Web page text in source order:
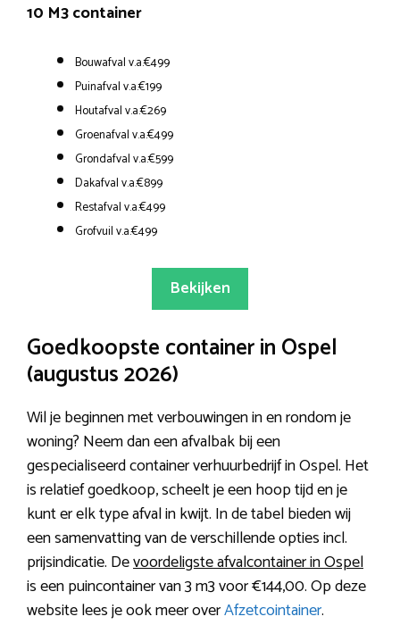
10 M3 container
Bouwafval v.a.€499
Puinafval v.a.€199
Houtafval v.a.€269
Groenafval v.a.€499
Grondafval v.a.€599
Dakafval v.a.€899
Restafval v.a.€499
Grofvuil v.a.€499
Bekijken
Goedkoopste container in Ospel
(augustus 2026)
Wil je beginnen met verbouwingen in en rondom je
woning? Neem dan een afvalbak bij een
gespecialiseerd container verhuurbedrijf in Ospel. Het
is relatief goedkoop, scheelt je een hoop tijd en je
kunt er elk type afval in kwijt. In de tabel bieden wij
een samenvatting van de verschillende opties incl.
prijsindicatie. Devoordeligste afvalcontainer in Ospel
is een puincontainer van 3 m3 voor €144,00. Op deze
website lees je ook meer overAfzetcointainer.